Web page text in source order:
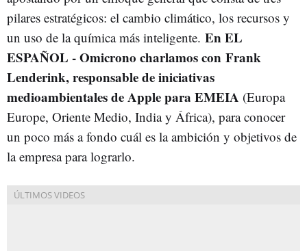
pilares estratégicos: el cambio climático, los recursos y
un uso de la química más inteligente. En EL
ESPAÑOL - Omicrono charlamos con Frank
Lenderink, responsable de iniciativas
medioambientales de Apple para EMEIA (Europa
Europe, Oriente Medio, India y África), para conocer
un poco más a fondo cuál es la ambición y objetivos de
la empresa para lograrlo.